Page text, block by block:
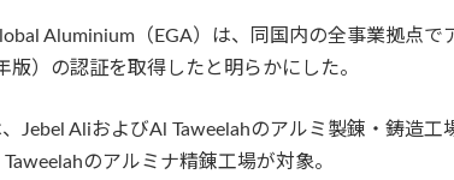
Aluminium（EGA）は、同国内の全事業拠点
版）の認証を取得したと明らかにした。
Jebel AliおよびAl Taweelahのアルミ製錬・鋳造
のアルミナ精錬工場が対象。